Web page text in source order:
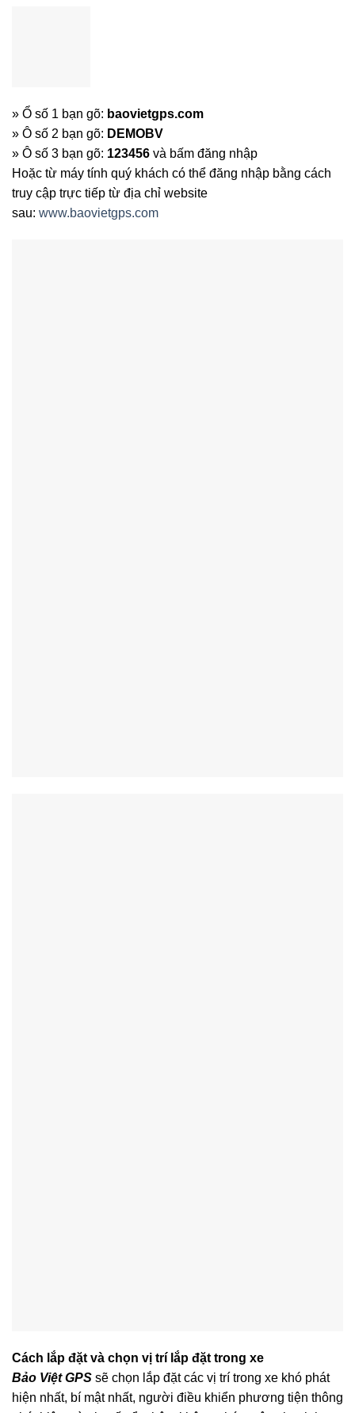
» Ổ số 1 bạn gõ: baovietgps.com
» Ô số 2 bạn gõ: DEMOBV
» Ô số 3 bạn gõ: 123456 và bấm đăng nhập
Hoặc từ máy tính quý khách có thể đăng nhập bằng cách
truy cập trực tiếp từ địa chỉ website
sau: www.baovietgps.com
Cách lắp đặt và chọn vị trí lắp đặt trong xe
Bảo Việt GPS sẽ chọn lắp đặt các vị trí trong xe khó phát
hiện nhất, bí mật nhất, người điều khiển phương tiện thông